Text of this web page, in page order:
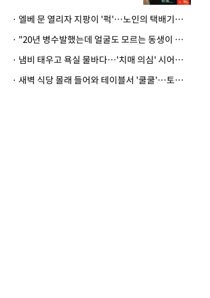
· 엘베 문 열리자 지팡이 '퍽'…노인의 택배기사 폭행 이유
· "20년 병수발했는데 얼굴도 모르는 동생이 유산 절반을"…배다른 형제 상속권 있을까
· 냄비 태우고 욕실 물바다…'치매 의심' 시어머니 검사 권유했다가 '날벼락'
· 새벽 식당 몰래 들어와 테이블서 '쿨쿨'…토사물 남기고 사라진 남성